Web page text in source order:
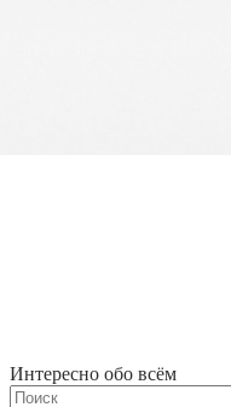
Интересно обо всём